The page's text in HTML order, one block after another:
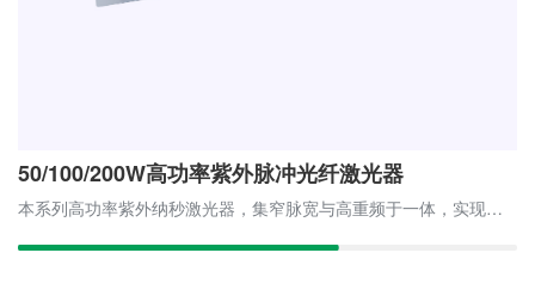
本系列高功率紫外纳秒激光器，集窄脉宽与高重频于一体，实现了“精密冷加工”的规模化突破。其百瓦级平均功率确保卓越的加工深度与速度，同时紫外波段与短脉宽特性将热影响降至最低，真正兼顾高效率与高质量。产品特
500/700W 单模连续绿光光纤激光器